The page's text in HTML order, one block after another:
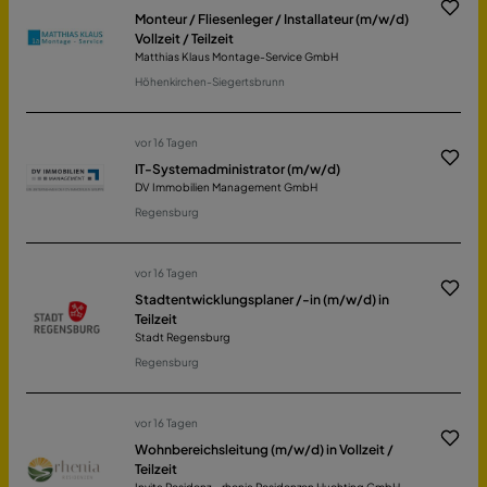
Monteur / Fliesenleger / Installateur (m/w/d)
Vollzeit / Teilzeit
Matthias Klaus Montage-Service GmbH
Höhenkirchen-Siegertsbrunn
vor 16 Tagen
IT-Systemadministrator (m/w/d)
DV Immobilien Management GmbH
Regensburg
vor 16 Tagen
Stadtentwicklungsplaner /-in (m/w/d) in
Teilzeit
Stadt Regensburg
Regensburg
vor 16 Tagen
Wohnbereichsleitung (m/w/d) in Vollzeit /
Teilzeit